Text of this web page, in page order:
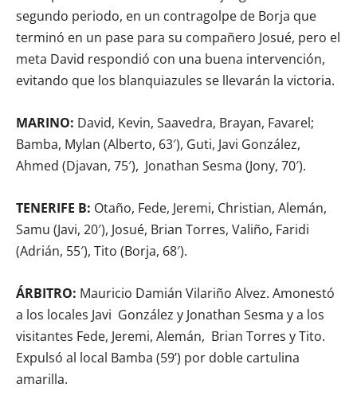
segundo periodo, en un contragolpe de Borja que
terminó en un pase para su compañero Josué, pero el
meta David respondió con una buena intervención,
evitando que los blanquiazules se llevarán la victoria.
MARINO: David, Kevin, Saavedra, Brayan, Favarel;
Bamba, Mylan (Alberto, 63′), Guti, Javi González,
Ahmed (Djavan, 75′), Jonathan Sesma (Jony, 70′).
TENERIFE B: Otaño, Fede, Jeremi, Christian, Alemán,
Samu (Javi, 20′), Josué, Brian Torres, Valiño, Faridi
(Adrián, 55′), Tito (Borja, 68′).
ÁRBITRO: Mauricio Damián Vilariño Alvez. Amonestó
a los locales Javi González y Jonathan Sesma y a los
visitantes Fede, Jeremi, Alemán, Brian Torres y Tito.
Expulsó al local Bamba (59’) por doble cartulina
amarilla.